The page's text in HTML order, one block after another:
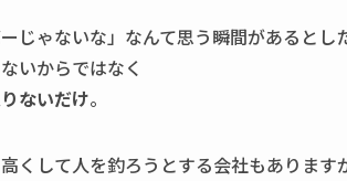
じゃないな」なんて思う瞬間があるとし
いからではなく
ないだけ。
くして人を釣ろうとする会社もあります